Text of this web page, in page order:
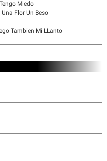
Miedo
Flor Un Beso
Tambien Mi LLanto